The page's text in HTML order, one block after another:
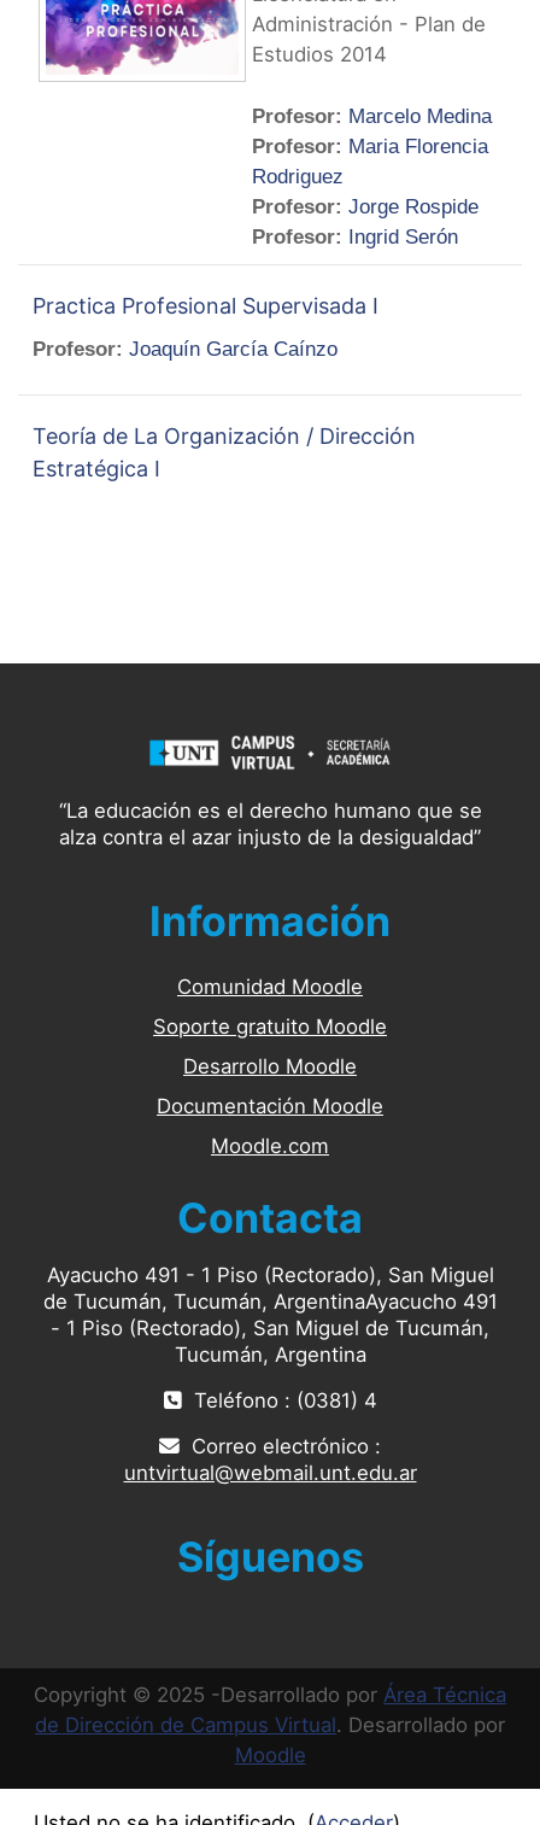
Administración - Plan de
Estudios 2014
Profesor: Marcelo Medina
Profesor: Maria Florencia
Rodriguez
Profesor: Jorge Rospide
Profesor: Ingrid Serón
Practica Profesional Supervisada I
Profesor: Joaquín García Caínzo
Teoría de La Organización / Dirección
Estratégica I
“La educación es el derecho humano que se
alza contra el azar injusto de la desigualdad”
Información
Comunidad Moodle
Soporte gratuito Moodle
Desarrollo Moodle
Documentación Moodle
Moodle.com
Contacta
Ayacucho 491 - 1 Piso (Rectorado), San Miguel
de Tucumán, Tucumán, ArgentinaAyacucho 491
- 1 Piso (Rectorado), San Miguel de Tucumán,
Tucumán, Argentina
Teléfono : (0381) 4
Correo electrónico :
untvirtual@webmail.unt.edu.ar
Síguenos
Copyright © 2025 -Desarrollado por Área Técnica
de Dirección de Campus Virtual. Desarrollado por
Moodle